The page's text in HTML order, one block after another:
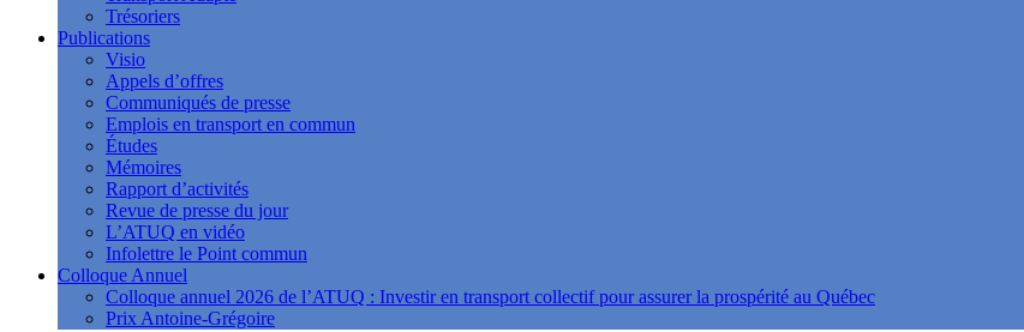
Trésoriers
Publications
Visio
Appels d’offres
Communiqués de presse
Emplois en transport en commun
Études
Mémoires
Rapport d’activités
Revue de presse du jour
L’ATUQ en vidéo
Infolettre le Point commun
Colloque Annuel
Colloque annuel 2026 de l’ATUQ : Investir en transport collectif pour assurer la prospérité au Québec
Prix Antoine-Grégoire